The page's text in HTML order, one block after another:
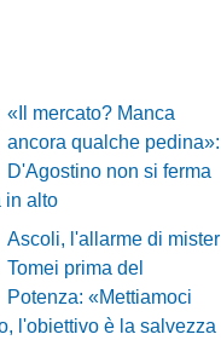
«Il mercato? Manca
ancora qualche pedina»:
D'Agostino non si ferma
in alto
Ascoli, l'allarme di mister
Tomei prima del
Potenza: «Mettiamoci
l'obiettivo è la salvezza